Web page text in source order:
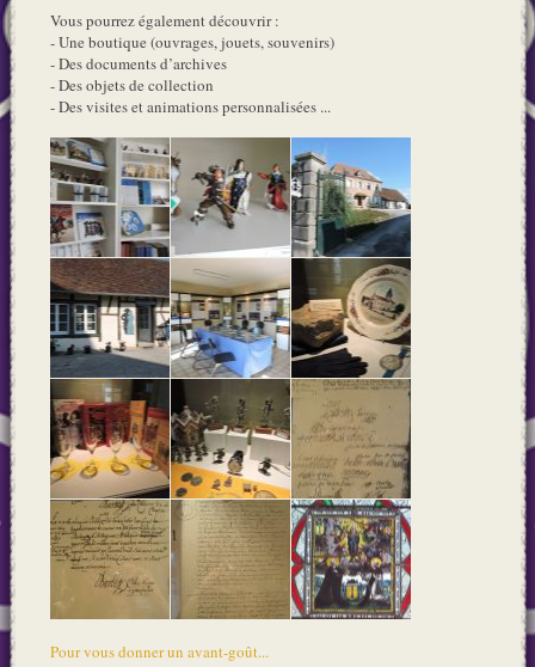
Vous pourrez également découvrir :
- Une boutique (ouvrages, jouets, souvenirs)
- Des documents d’archives
- Des objets de collection
- Des visites et animations personnalisées ...
Pour vous donner un avant-goût...